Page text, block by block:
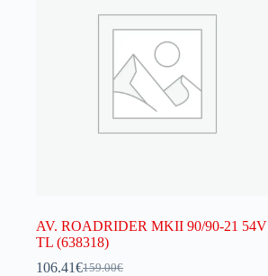
AV. ROADRIDER MKII 90/90-21 54V
TL (638318)
159.00€
106.41€